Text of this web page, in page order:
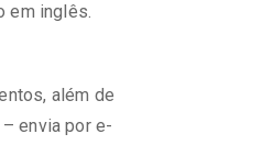
em inglês.
além de
envia por e-